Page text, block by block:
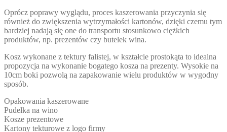
Oprócz poprawy wyglądu, proces kaszerowania przyczynia się
również do zwiększenia wytrzymałości kartonów, dzięki czemu tym
bardziej nadają się one do transportu stosunkowo ciężkich
produktów, np. prezentów czy butelek wina.
Kosz wykonane z tektury falistej, w kształcie prostokąta to idealna
propozycja na wykonanie bogatego kosza na prezenty. Wysokie na
10cm boki pozwolą na zapakowanie wielu produktów w wygodny
sposób.
Opakowania kaszerowane
Pudełka na wino
Kosze prezentowe
Kartony tekturowe z logo firmy